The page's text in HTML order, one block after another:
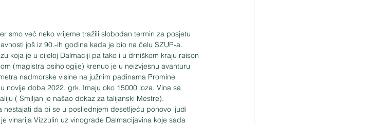
smo već neko vrijeme tražili slobodan termin za posjetu
još iz 90.-ih godina kada je bio na čelu SZUP-a.
koja je u cijeloj Dalmaciji pa tako i u drniškom kraju raison
(magistra psihologije) krenuo je u neizvjesnu avanturu
nadmorske visine na južnim padinama Promine
novije doba 2022. grk. Imaju oko 15000 loza. Vina sa
( Smiljan je našao dokaz za talijanski Mestre).
da bi se u posljednjem desetljeću ponovo ljudi
vinarija Vizzulin uz vinograde Dalmacijavina koje sada